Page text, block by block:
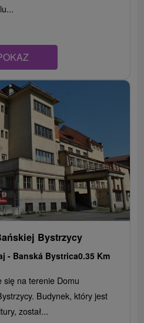
Bystrzycy
- Banská Bystrica0.35 Km
się na terenie Domu
Budynek, który jest
został...